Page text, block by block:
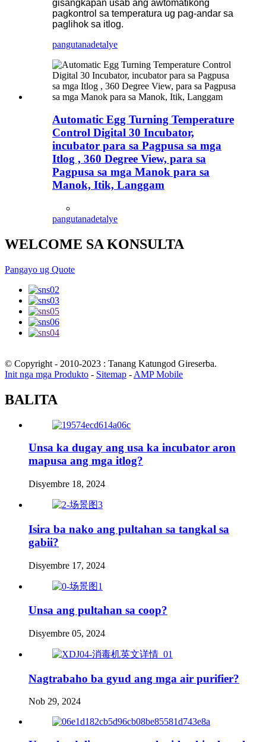
gisangkapan usab ang awtomatikong
pagkontrol sa temperatura ug pag-andar sa
paglihok sa itlog.
pangutanadetalye
Automatic Egg Turning Temperature
Control Digital 30 Incubator,
incubator para sa Pagpusa sa mga
Itlog , 360 Degree View, para sa
Pagpusa sa mga Manok para sa
Manok, Itik, Langgam
pangutanadetalye
WELCOME SA KONSULTA
Pangayo ug Quote
© Copyright - 2010-2023 : Tanang Katungod Gireserba.
Init nga mga Produkto - Sitemap - AMP Mobile
BALITA
Unsa ka dugay ang usa ka incubator aron
mapusa ang mga itlog?
Disyembre 18, 2024
Isira ba nako ang pultahan sa tangkal sa
gabii?
Disyembre 17, 2024
Unsa ang pultahan sa coop?
Disyembre 05, 2024
Nagtrabaho ba gyud ang mga air purifier?
Nob 29, 2024